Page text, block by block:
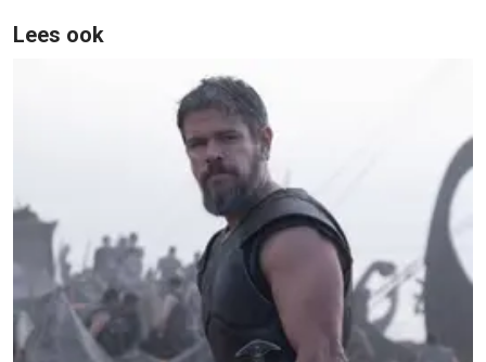
Lees ook